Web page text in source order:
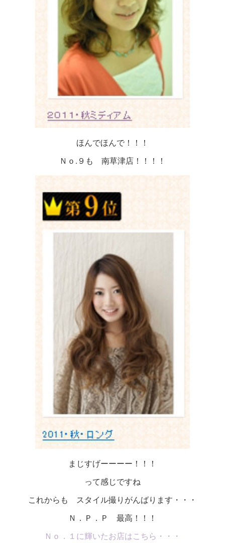
ほんでほんで！！！
Ｎｏ.９も 南草津店！！！！
まじすげーーーー！！！
って感じですね
これからも スタイル撮りがんばります・・・
Ｎ．Ｐ．Ｐ 最高！！！
Ｎｏ．１に輝いたお店はこちら・・・